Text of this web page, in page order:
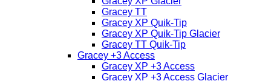
Gracey TT
Gracey XP Quik-Tip
Gracey XP Quik-Tip Glacier
Gracey TT Quik-Tip
Gracey +3 Access
Gracey XP +3 Access
Gracey XP +3 Access Glacier